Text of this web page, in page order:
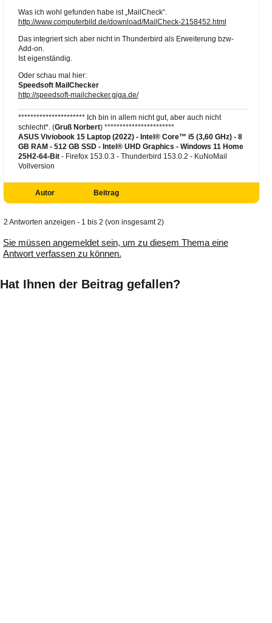
Was ich wohl gefunden habe ist „MailCheck“.
http://www.computerbild.de/download/MailCheck-2158452.html
Das integriert sich aber nicht in Thunderbird als Erweiterung bzw-
Add-on.
Ist eigenständig.
Oder schau mal hier:
Speedsoft MailChecker
http://speedsoft-mailchecker.giga.de/
********************** Ich bin in allem nicht gut, aber auch nicht
schlecht*. (Gruß Norbert) ***********************
ASUS Viviobook 15 Laptop (2022) - Intel® Core™ i5 (3,60 GHz) - 8
GB RAM - 512 GB SSD - Intel® UHD Graphics - Windows 11 Home
25H2-64-Bit- Firefox 153.0.3 - Thunderbird 153.0.2 - KuNoMail
Vollversion
Autor Beitrag
2 Antworten anzeigen - 1 bis 2 (von insgesamt 2)
Sie müssen angemeldet sein, um zu diesem Thema eine
Antwort verfassen zu können.
Hat Ihnen der Beitrag gefallen?